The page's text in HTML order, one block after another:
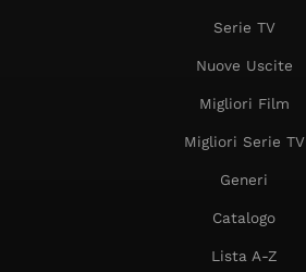
Serie TV
Nuove Uscite
Migliori Film
Migliori Serie TV
Generi
Catalogo
Lista A-Z